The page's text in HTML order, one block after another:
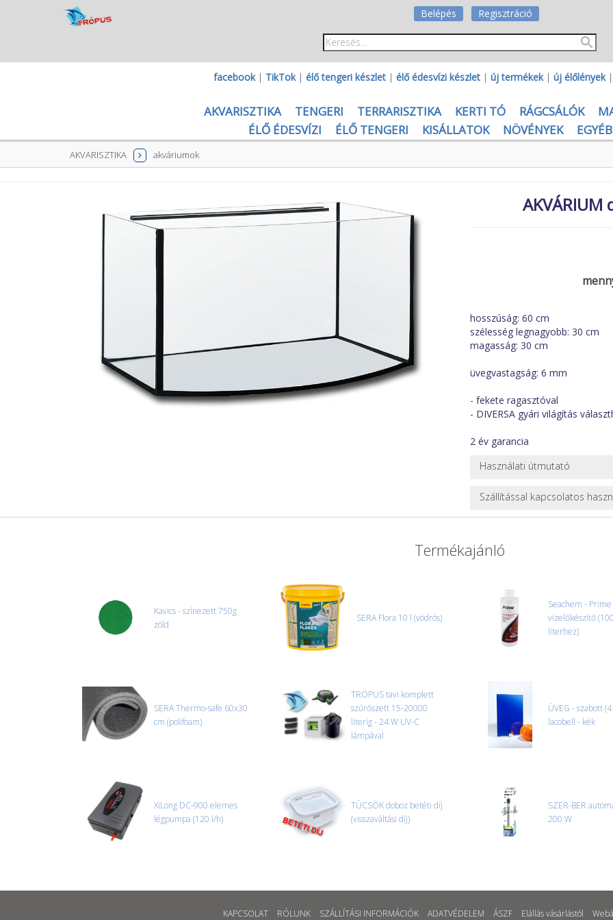
Belépés Regisztráció
facebook| TikTok| élő tengeri készlet | élő édesvízi készlet | új termékek| új élőlények|
AKVARISZTIKA TENGERI TERRARISZTIKA KERTI TÓ RÁGCSÁLÓK
ÉLŐ ÉDESVÍZI
ÉLŐ TENGERI KISÁLLATOK NÖVÉNYEK EGYÉB
AKVARISZTIKA akváriumok
hosszúság: 60 cm
szélesség legnagyobb: 30 cm
magasság: 30 cm
üvegvastagság: 6 mm
- fekete ragasztóval
- DIVERSA gyári világítás
2 év garancia
Használati útmutató
Az akváriumot vásárlás, vagy
esetleges sérüléseket azonnal
kapcsolt károkra sem. Az
tisztításához soha ne
Szállítással kapcsolatos
nagy vagy nehéz termékeknél
ajánlatot adunk.
oldjuk meg. Minden rendelés
CSOMAG ÁTVÉTELE
Amennyiben a csomag
tapasztal, a kibontás és az
Termékajánló
Kavics - színezett 750g
zöld
SERA Flora 10 l (vödrös)
Seachem -
vízelőkészítő
literhez)
SERA Thermo-safe 60x30
cm (polifoam)
TRÓPUS tavi komplett
szűrőszett 15-20000
literig - 24 W UV-C
lámpával
ÜVEG - szabott
lacobell - kék
XiLong DC-900 elemes
légpumpa (120 l/h)
TÜCSÖK doboz betéti díj
(visszaváltási díj)
SZER-BER
200 W
KAPCSOLAT RÓLUNK SZÁLLÍTÁSI INFORMÁCIÓK ADATVÉDELEM ÁSZF Elállás vásárlástól